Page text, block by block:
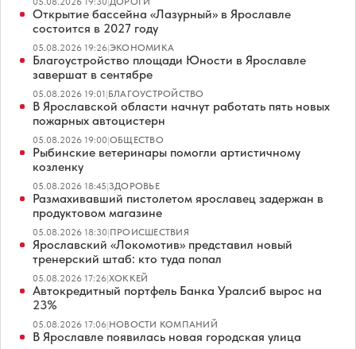
Открытие бассейна «Лазурный» в Ярославле
состоится в 2027 году
05.08.2026 19:26|ЭКОНОМИКА
Благоустройство площади Юности в Ярославле
завершат в сентябре
05.08.2026 19:01|БЛАГОУСТРОЙСТВО
В Ярославской области начнут работать пять новых
пожарных автоцистерн
05.08.2026 19:00|ОБЩЕСТВО
Рыбинские ветеринары помогли артистичному
козленку
05.08.2026 18:45|ЗДОРОВЬЕ
Размахивавший пистолетом ярославец задержан в
продуктовом магазине
05.08.2026 18:30|ПРОИСШЕСТВИЯ
Ярославский «Локомотив» представил новый
тренерский штаб: кто туда попал
05.08.2026 17:26|ХОККЕЙ
Автокредитный портфель Банка Уралсиб вырос на
23%
05.08.2026 17:06|НОВОСТИ КОМПАНИЙ
В Ярославле появилась новая городская улица